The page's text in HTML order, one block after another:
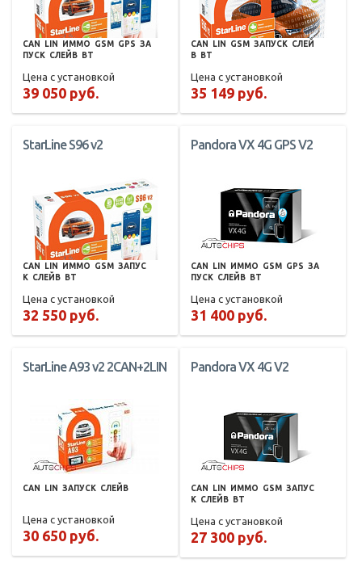
CAN LIN ИММО GSM GPS ЗА
ПУСК СЛЕЙВ BT
Цена с установкой
39 050 руб.
CAN LIN GSM ЗАПУСК СЛЕЙ
В
BT
Цена с установкой
35 149 руб.
StarLine S96 v2
CAN LIN ИММО GSM ЗАПУС
К СЛЕЙВ BT
Цена с установкой
32 550 руб.
Pandora VX 4G GPS V2
CAN LIN ИММО GSM GPS ЗА
ПУСК СЛЕЙВ BT
Цена с установкой
31 400 руб.
StarLine A93 v2 2CAN+2LIN
CAN LIN ЗАПУСК СЛЕЙВ
Цена с установкой
30 650 руб.
Pandora VX 4G V2
CAN LIN ИММО GSM ЗАПУС
К СЛЕЙВ BT
Цена с установкой
27 300 руб.